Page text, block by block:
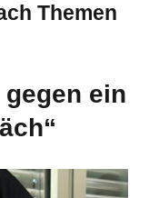
Themen
gegen ein